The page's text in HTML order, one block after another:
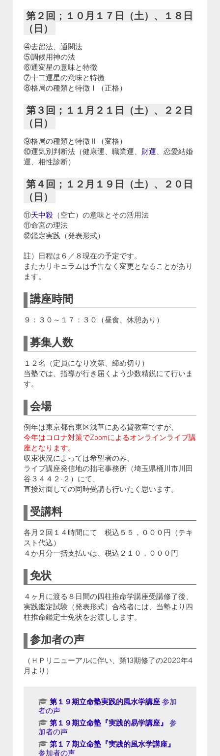
第２回；１０月１７日（土）、１８日
（日）
④去留法、通関法
⑤調候用神の法
⑥通変星の意味と特徴
⑦十二運星の意味と特徴
⑧格局の種類と特徴Ⅰ（正格）
第３回；１１月２１日（土）、２２日
（日）
⑨格局の種類と特徴Ⅱ（変格）
⑩運気別判断法（健康運、職業運、財運、恋愛結婚
運、相性診断）
第４回；１２月１９日（土）、２０日
（日）
⑪天中殺 （空亡）の意味とその活用法
⑪命宮の理法
⑫鑑定実践（発表形式）
註）日程は６／８現在の予定です。
またカリキュラムは予告なく変更となることがあり
ます。
講座時間
９：３０～１７：３０（昼食、休憩あり）
募集人数
１２名（定員になり次第、締め切り）
当塾では、指導が行き届くよう少数精鋭にて行いま
す。
会場
例年は東京都台東区浅草にある貸教室ですが、
今年はコロナ対策でZoomによるオンラインライブ講
座となります。
収束状況によっては希望者のみ、
ライブ講座発信地の拙宅事務所（埼玉県桶川市川田
谷３４４２-２）にて、
直接対面しての同時受講も行いたく思います。
受講料
各月２回１４時間にて 税込５５，０００円（テキ
スト代込）
４か月分一括支払いは、税込２１０，０００円
免状
４ヶ月に渡る８日間の四柱推命学講座受講修了後、
実践鑑定試験（発表形式）合格者には、当塾より四
柱推命鑑定士免状をお渡しします。
参加者の声
（ＨＰリニューアルに伴い、第13期修了の2020年4
月より）
第１９期立命塾実践的風水学講座参加
者の声
第１９期立命塾『実践的易学講座』参
加者の声
第１７期立命塾『実践的風水学講座』
参加者の声